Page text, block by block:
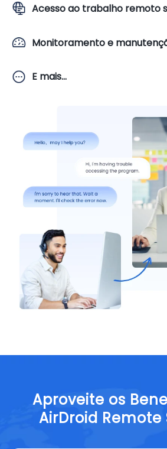
Acesso ao trabalho remoto
Monitoramento e
E mais...
Aproveite os
AirDroid